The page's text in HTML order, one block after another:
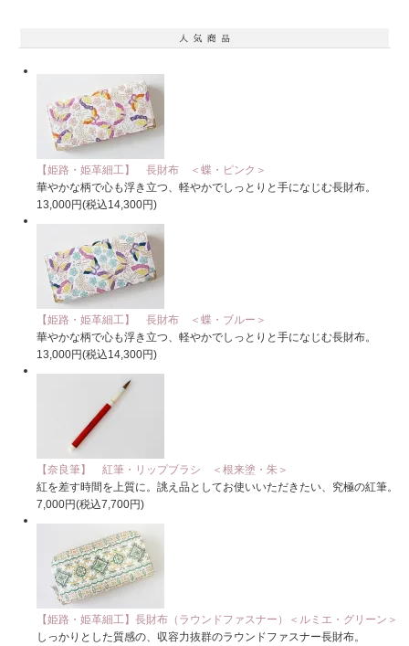
【姫路・姫革細工】 長財布 ＜蝶・ピンク＞
華やかな柄で心も浮き立つ、軽やかでしっとりと手になじむ長財布。
13,000円(税込14,300円)
【姫路・姫革細工】 長財布 ＜蝶・ブルー＞
華やかな柄で心も浮き立つ、軽やかでしっとりと手になじむ長財布。
13,000円(税込14,300円)
【奈良筆】 紅筆・リップブラシ ＜根来塗・朱＞
紅を差す時間を上質に。誂え品としてお使いいただきたい、究極の紅筆。
7,000円(税込7,700円)
【姫路・姫革細工】長財布（ラウンドファスナー）＜ルミエ・グリーン＞
しっかりとした質感の、収容力抜群のラウンドファスナー長財布。